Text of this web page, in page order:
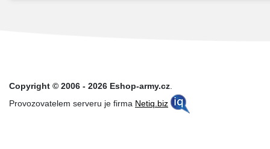
Copyright © 2006 - 2026 Eshop-army.cz.
Provozovatelem serveru je firma Netiq.biz